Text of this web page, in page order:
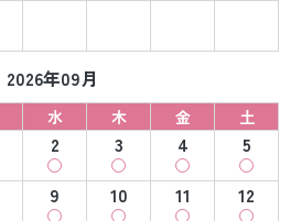
2026年09月
水 木 金 土
2 3 4
5
9 10 11
12